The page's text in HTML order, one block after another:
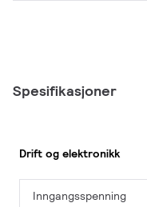
Spesifikasjoner
Drift og elektronikk
Inngangsspenning